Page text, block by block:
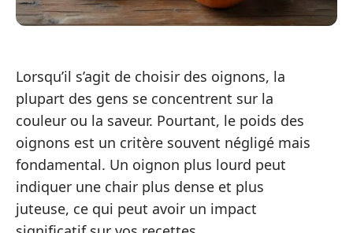
Lorsqu’il s’agit de choisir des oignons, la
plupart des gens se concentrent sur la
couleur ou la saveur. Pourtant, le poids des
oignons est un critère souvent négligé mais
fondamental. Un oignon plus lourd peut
indiquer une chair plus dense et plus
juteuse, ce qui peut avoir un impact